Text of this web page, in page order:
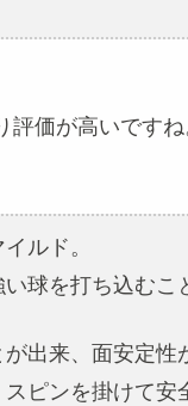
価が高いですね
ルド。
球を打ち込むこ
出来、面安定性
ピンを掛けて安